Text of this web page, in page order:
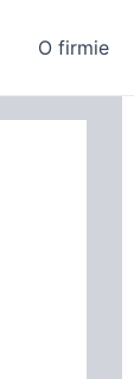
O firmie